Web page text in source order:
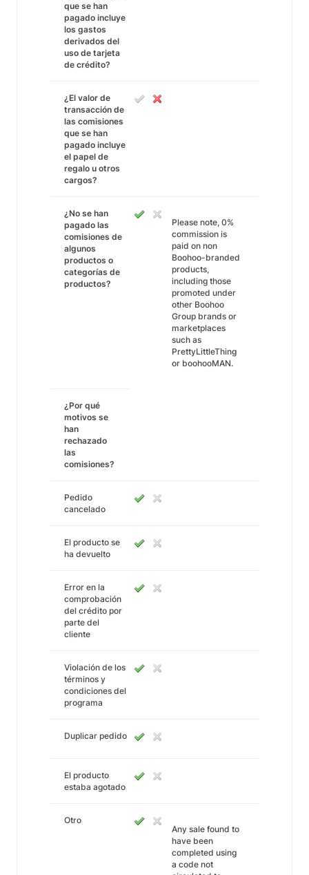
que se han
pagado incluye
los gastos
derivados del
uso de tarjeta
de crédito?
¿El valor de
transacción de
las comisiones
que se han
pagado incluye
el papel de
regalo u otros
cargos?
¿No se han
pagado las
comisiones de
algunos
productos o
categorías de
productos?
Please note, 0%
commission is
paid on non
Boohoo-branded
products,
including those
promoted under
other Boohoo
Group brands or
marketplaces
such as
PrettyLittleThing
or boohooMAN.
¿Por qué
motivos se
han
rechazado
las
comisiones?
Pedido
cancelado
El producto se
ha devuelto
Error en la
comprobación
del crédito por
parte del
cliente
Violación de los
términos y
condiciones del
programa
Duplicar pedido
El producto
estaba agotado
Otro
Any sale found to
have been
completed using
a code not